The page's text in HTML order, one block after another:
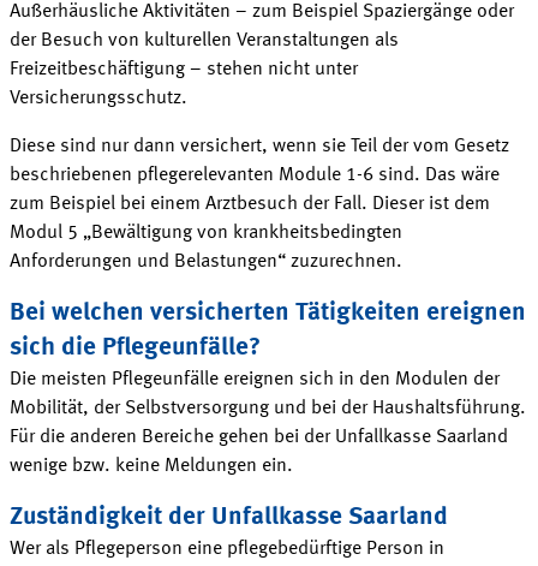
Außerhäusliche Aktivitäten – zum Beispiel Spaziergänge oder
der Besuch von kulturellen Veranstaltungen als
Freizeitbeschäftigung – stehen nicht unter
Versicherungsschutz.
Diese sind nur dann versichert, wenn sie Teil der vom Gesetz
beschriebenen pflegerelevanten Module 1-6 sind. Das wäre
zum Beispiel bei einem Arztbesuch der Fall. Dieser ist dem
Modul 5 „Bewältigung von krankheitsbedingten
Anforderungen und Belastungen“ zuzurechnen.
Bei welchen versicherten Tätigkeiten ereignen
sich die Pflegeunfälle?
Die meisten Pflegeunfälle ereignen sich in den Modulen der
Mobilität, der Selbstversorgung und bei der Haushaltsführung.
Für die anderen Bereiche gehen bei der Unfallkasse Saarland
wenige bzw. keine Meldungen ein.
Zuständigkeit der Unfallkasse Saarland
Wer als Pflegeperson eine pflegebedürftige Person in